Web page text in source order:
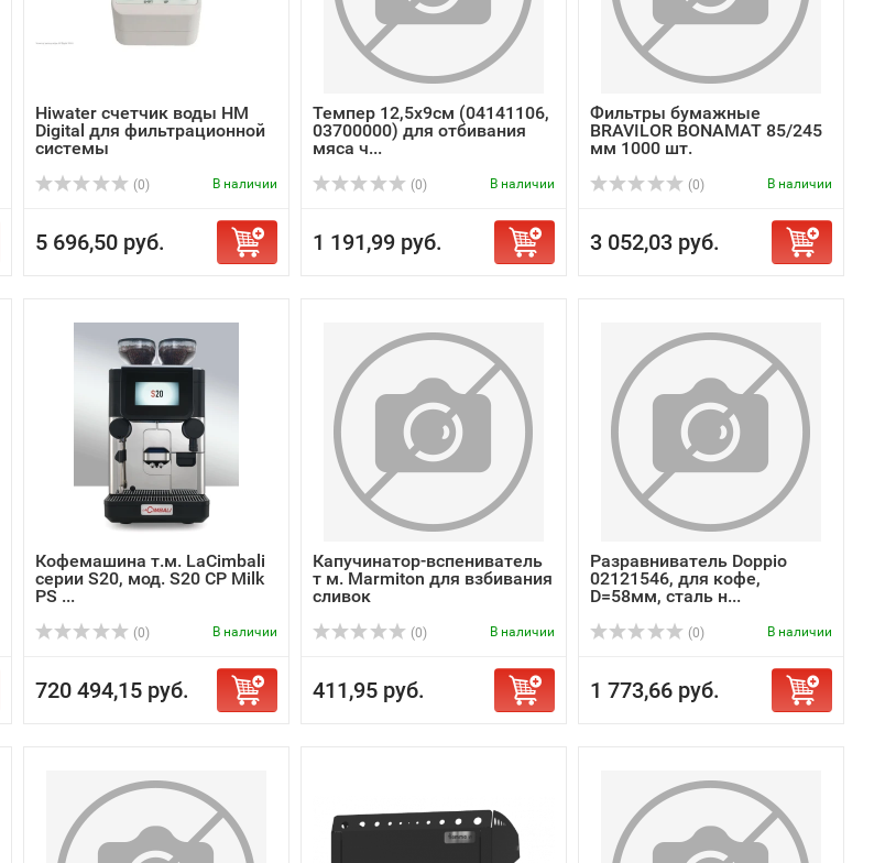
Hiwater счетчик воды HM
Digital для фильтрационной
системы
(0) В наличии
5 696,50 руб.
Темпер 12,5х9см (04141106,
03700000) для отбивания
мяса ч...
(0) В наличии
1 191,99 руб.
Фильтры бумажные
BRAVILOR BONAMAT 85/245
мм 1000 шт.
(0) В наличии
3 052,03 руб.
Кофемашина т.м. LaCimbali
серии S20, мод. S20 CP Milk
PS ...
(0) В наличии
720 494,15 руб.
Капучинатор-вспениватель
т м. Marmiton для взбивания
сливок
(0) В наличии
411,95 руб.
Разравниватель Doppio
02121546, для кофе,
D=58мм, сталь н...
(0) В наличии
1 773,66 руб.